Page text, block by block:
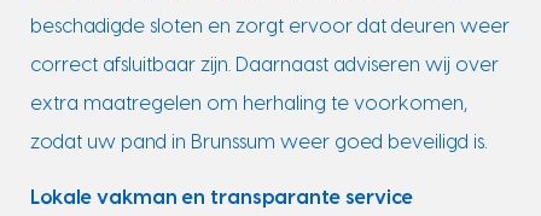
beschadigde sloten en zorgt ervoor dat deuren weer
correct afsluitbaar zijn. Daarnaast adviseren wij over
extra maatregelen om herhaling te voorkomen,
zodat uw pand in Brunssum weer goed beveiligd is.
Lokale vakman en transparante service